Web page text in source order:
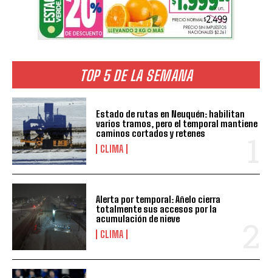
TOP 5 DE LA SEMANA
Estado de rutas en Neuquén: habilitan
varios tramos, pero el temporal mantiene
caminos cortados y retenes
CLIMA
Alerta por temporal: Añelo cierra
totalmente sus accesos por la
acumulación de nieve
CLIMA